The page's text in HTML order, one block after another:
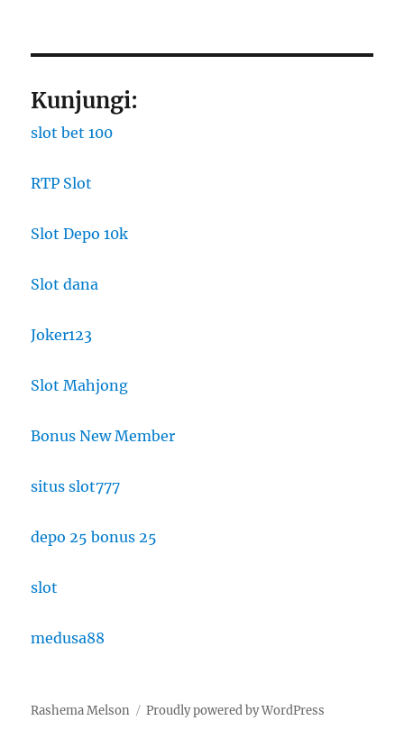
Kunjungi:
slot bet 100
RTP Slot
Slot Depo 10k
Slot dana
Joker123
Slot Mahjong
Bonus New Member
situs slot777
depo 25 bonus 25
slot
medusa88
Rashema Melson Proudly powered by WordPress